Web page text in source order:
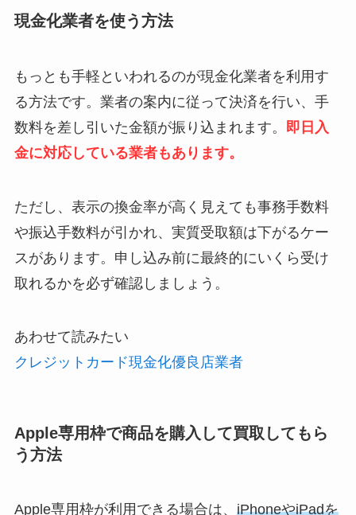
現金化業者を使う方法
もっとも手軽といわれるのが現金化業者を利用す
る方法です。業者の案内に従って決済を行い、手
数料を差し引いた金額が振り込まれます。 即日入
金に対応している業者もあります。
ただし、表示の換金率が高く見えても事務手数料
や振込手数料が引かれ、実質受取額は下がるケー
スがあります。申し込み前に最終的にいくら受け
取れるかを必ず確認しましょう。
あわせて読みたい
クレジットカード現金化優良店業者
Apple専用枠で商品を購入して買取してもら
う方法
Apple専用枠が利用できる場合は、 iPhoneやiPadを